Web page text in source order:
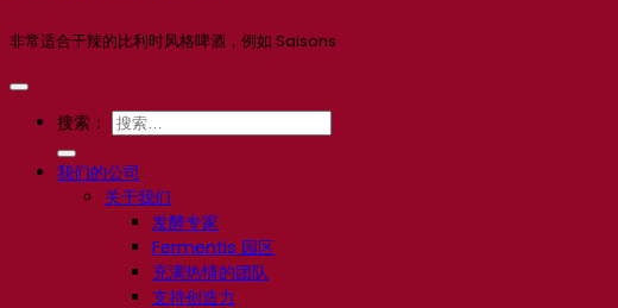
非常适合干辣的比利时风格啤酒，例如 Saisons
搜索：
我们的公司
关于我们
发酵专家
Fermentis 园区
充满热情的团队
支持创造力